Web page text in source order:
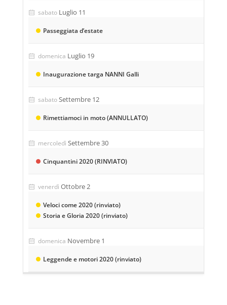
sabato Luglio 11
Passeggiata d’estate
domenica Luglio 19
Inaugurazione targa NANNI Galli
sabatoSettembre 12
Rimettiamoci in moto (ANNULLATO)
mercoledì Settembre 30
Cinquantini 2020 (RINVIATO)
venerdì Ottobre 2
Veloci come 2020 (rinviato)
Storia e Gloria 2020 (rinviato)
domenica Novembre 1
Leggende e motori 2020 (rinviato)